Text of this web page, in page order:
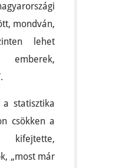
mondván,
lehet
statisztika
csökken a
kifejtette,
„most már